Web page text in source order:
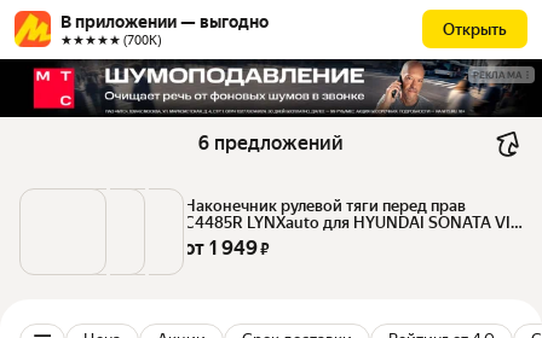
В приложении — выгодно
★★★★★ (700К)
Открыть
РЕКЛАМА
6 предложений
Наконечник рулевой тяги перед прав
C4485R LYNXauto для HYUNDAI SONATA VII
(LF) 14 / KIA OPTIMA (JF) 15 / RH
от 1 949 ₽